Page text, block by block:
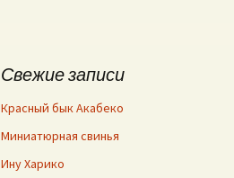
Свежие записи
Красный бык Акабеко
Миниатюрная свинья
Ину Харико